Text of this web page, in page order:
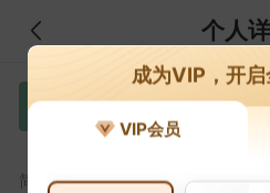
个人
袁 袁帅
限制高消费
简介：袁帅，江西诺瑞展览策划有
成为VIP，开
VIP会员